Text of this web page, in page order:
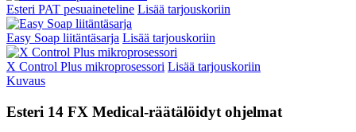
Esteri PAT pesuaineteline Lisää tarjouskoriin
Easy Soap liitäntäsarja Lisää tarjouskoriin
X Control Plus mikroprosessori Lisää tarjouskoriin
Kuvaus
Esteri 14 FX Medical-räätälöidyt ohjelmat